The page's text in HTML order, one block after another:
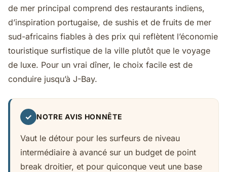
de mer principal comprend des restaurants indiens,
d’inspiration portugaise, de sushis et de fruits de mer
sud-africains fiables à des prix qui reflètent l’économie
touristique surfistique de la ville plutôt que le voyage
de luxe. Pour un vrai dîner, le choix facile est de
conduire jusqu’à J-Bay.
✓ NOTRE AVIS HONNÊTE
Vaut le détour pour les surfeurs de niveau
intermédiaire à avancé sur un budget de point
break droitier, et pour quiconque veut une base